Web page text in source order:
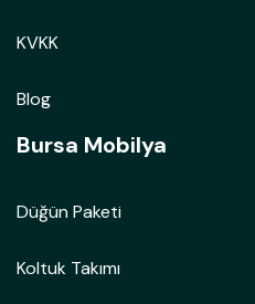
KVKK
Blog
Bursa Mobilya
Düğün Paketi
Koltuk Takımı